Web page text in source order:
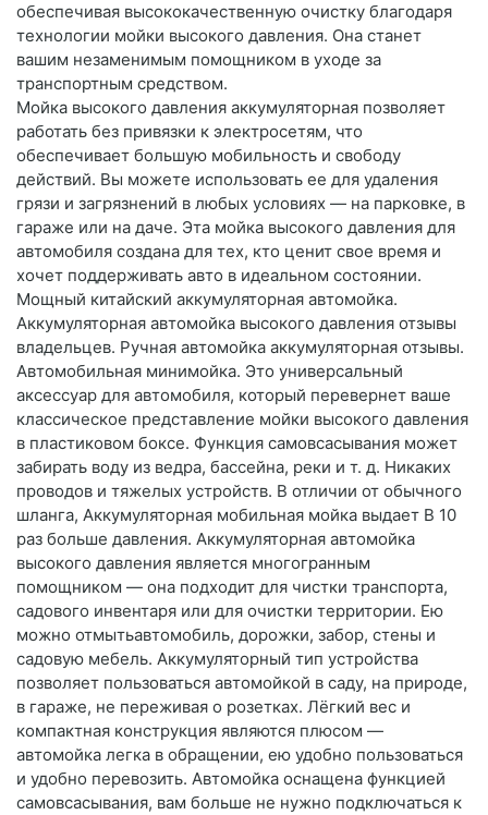
обеспечивая высококачественную очистку благодаря
технологии мойки высокого давления. Она станет
вашим незаменимым помощником в уходе за
транспортным средством.
Мойка высокого давления аккумуляторная позволяет
работать без привязки к электросетям, что
обеспечивает большую мобильность и свободу
действий. Вы можете использовать ее для удаления
грязи и загрязнений в любых условиях — на парковке, в
гараже или на даче. Эта мойка высокого давления для
автомобиля создана для тех, кто ценит свое время и
хочет поддерживать авто в идеальном состоянии.
Мощный китайский аккумуляторная автомойка.
Аккумуляторная автомойка высокого давления отзывы
владельцев. Ручная автомойка аккумуляторная отзывы.
Автомобильная минимойка. Это универсальный
аксессуар для автомобиля, который перевернет ваше
классическое представление мойки высокого давления
в пластиковом боксе. Функция самовсасывания может
забирать воду из ведра, бассейна, реки и т. д. Никаких
проводов и тяжелых устройств. В отличии от обычного
шланга, Аккумуляторная мобильная мойка выдает В 10
раз больше давления. Аккумуляторная автомойка
высокого давления является многогранным
помощником — она подходит для чистки транспорта,
садового инвентаря или для очистки территории. Ею
можно отмытьавтомобиль, дорожки, забор, стены и
садовую мебель. Аккумуляторный тип устройства
позволяет пользоваться автомойкой в саду, на природе,
в гараже, не переживая о розетках. Лёгкий вес и
компактная конструкция являются плюсом —
автомойка легка в обращении, ею удобно пользоваться
и удобно перевозить. Автомойка оснащена функцией
самовсасывания, вам больше не нужно подключаться к